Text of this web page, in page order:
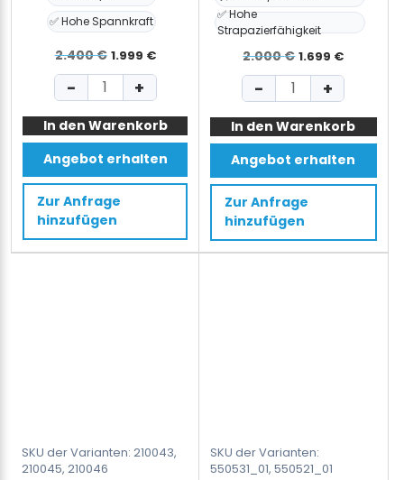
✅ Hohe Spannkraft
2.400€ Ursprünglicher
Preis
war:
2.400 €
1.999 €Aktueller
Preis
ist:
1.999 €.
ARGON
PLUS
Akku
betriebenes
Kunststoffband
Umreifungsgerät
PET/PP
13-
19mm
− +
In den Warenkorb
Angebot erhalten
Zur Anfrage
hinzufügen
✅ Hohe
Strapazierfähigkeit
2.000€
Preis
war:
2.000 €
1.699 €
Preis
ist:
1.699
GT
SMART
9-
16mm
Akku-
Umreifungsgerät
für
PET/PP-
Band
− +
In den Warenkorb
Angebot erhalten
Zur Anfrage
hinzufügen
SKU der Varianten: 210043,
210045, 210046
SKU der Varianten:
550531_01, 550521_01